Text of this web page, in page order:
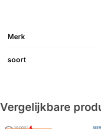
Merk
soort
Vergelijkbare